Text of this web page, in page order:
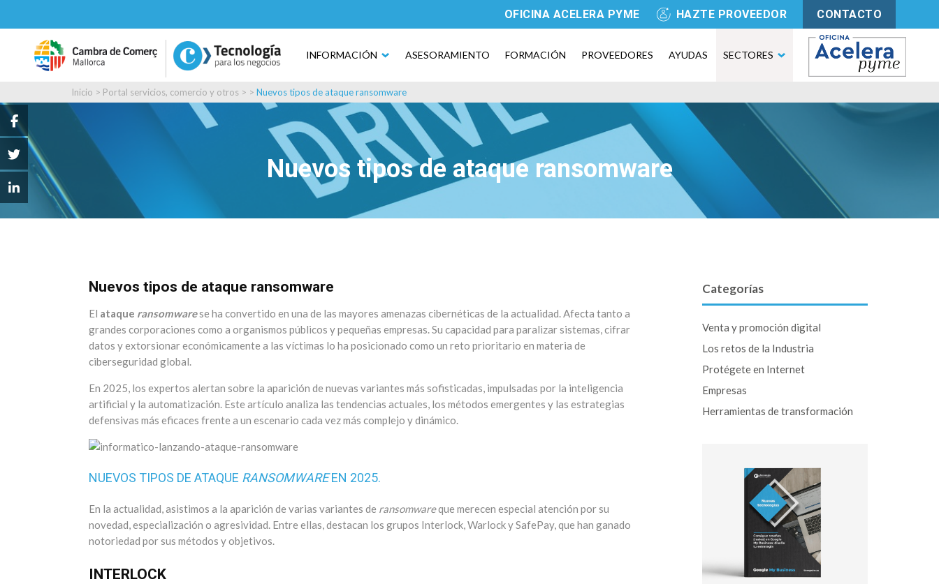
OFICINA ACELERA PYME HAZTE PROVEEDOR CONTACTO
INFORMACIÓN ASESORAMIENTO FORMACIÓN PROVEEDORES AYUDAS SECTORES
Inicio > Portal servicios, comercio y otros > > Nuevos tipos de ataque ransomware
Nuevos tipos de ataque ransomware
Nuevos tipos de ataque ransomware
El ataque ransomwarese ha convertido en una de las mayores amenazas cibernéticas de la actualidad. Afecta tanto a
grandes corporaciones como a organismos públicos y pequeñas empresas. Su capacidad para paralizar sistemas, cifrar
datos y extorsionar económicamente a las víctimas lo ha posicionado como un reto prioritario en materia de
ciberseguridad global.
En 2025, los expertos alertan sobre la aparición de nuevas variantes más sofisticadas, impulsadas por la inteligencia
artificial y la automatización. Este artículo analiza las tendencias actuales, los métodos emergentes y las estrategias
defensivas más eficaces frente a un escenario cada vez más complejo y dinámico.
NUEVOS TIPOS DE ATAQUE RANSOMWAREEN 2025.
En la actualidad, asistimos a la aparición de varias variantes de ransomwareque merecen especial atención por su
novedad, especialización o agresividad. Entre ellas, destacan los grupos Interlock, Warlock y SafePay, que han ganado
notoriedad por sus métodos y objetivos.
INTERLOCK
Categorías
Venta y promoción digital
Los retos de la Industria
Protégete en Internet
Empresas
Herramientas de transformación